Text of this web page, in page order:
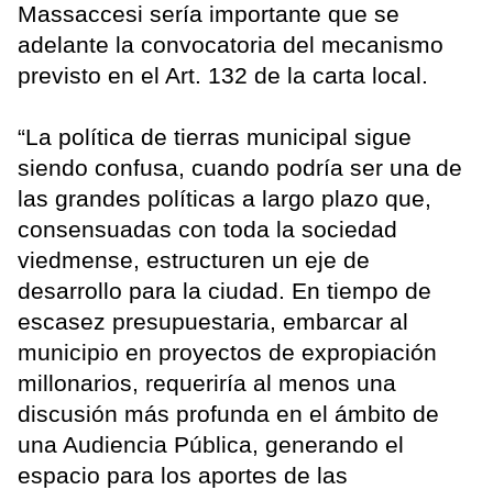
Massaccesi sería importante que se
adelante la convocatoria del mecanismo
previsto en el Art. 132 de la carta local.
“La política de tierras municipal sigue
siendo confusa, cuando podría ser una de
las grandes políticas a largo plazo que,
consensuadas con toda la sociedad
viedmense, estructuren un eje de
desarrollo para la ciudad. En tiempo de
escasez presupuestaria, embarcar al
municipio en proyectos de expropiación
millonarios, requeriría al menos una
discusión más profunda en el ámbito de
una Audiencia Pública, generando el
espacio para los aportes de las